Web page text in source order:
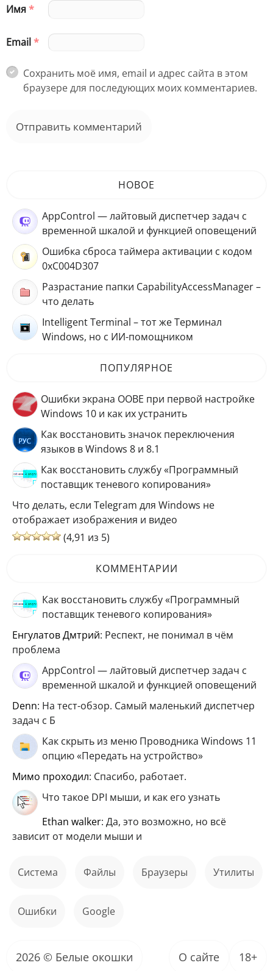
Имя*
Email*
Сохранить моё имя, email и адрес сайта в этом
браузере для последующих моих комментариев.
НОВОЕ
AppControl — лайтовый диспетчер задач с
временной шкалой и функцией оповещений
Ошибка сброса таймера активации с кодом
0xC004D307
Разрастание папки CapabilityAccessManager –
что делать
Intelligent Terminal – тот же Терминал
Windows, но с ИИ-помощником
ПОПУЛЯРНОЕ
Ошибки экрана OOBE при первой настройке
Windows 10 и как их устранить
Как восстановить значок переключения
языков в Windows 8 и 8.1
Как восстановить службу «Программный
поставщик теневого копирования»
Что делать, если Telegram для Windows не
отображает изображения и видео
(4,91 из 5)
КОММЕНТАРИИ
Как восстановить службу «Программный
поставщик теневого копирования»
Енгулатов Дмтрий: Респект, не понимал в чём
проблема
AppControl — лайтовый диспетчер задач с
временной шкалой и функцией оповещений
Denn: На тест-обзор. Самый маленький диспетчер
задач с Б
Как скрыть из меню Проводника Windows 11
опцию «Передать на устройство»
мимо проходил: Спасибо, работает.
Что такое DPI мыши, и как его узнать
ethan walker: Да, это возможно, но всё
зависит от модели мыши и
Система файлы Браузеры Утилиты
ошибки Google
2026 © Белые окошки О сайте 18+